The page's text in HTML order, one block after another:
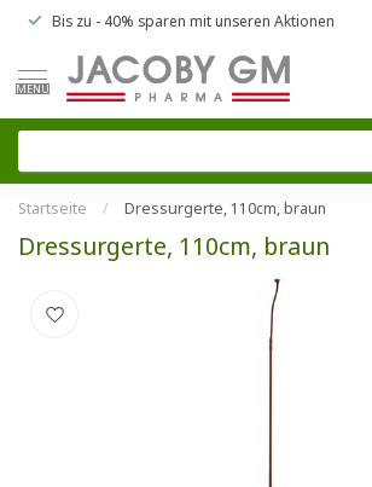
Bis zu - 40% sparen mit unseren Aktionen
MENU
Startseite / Dressurgerte, 110cm, braun
Dressurgerte, 110cm, braun